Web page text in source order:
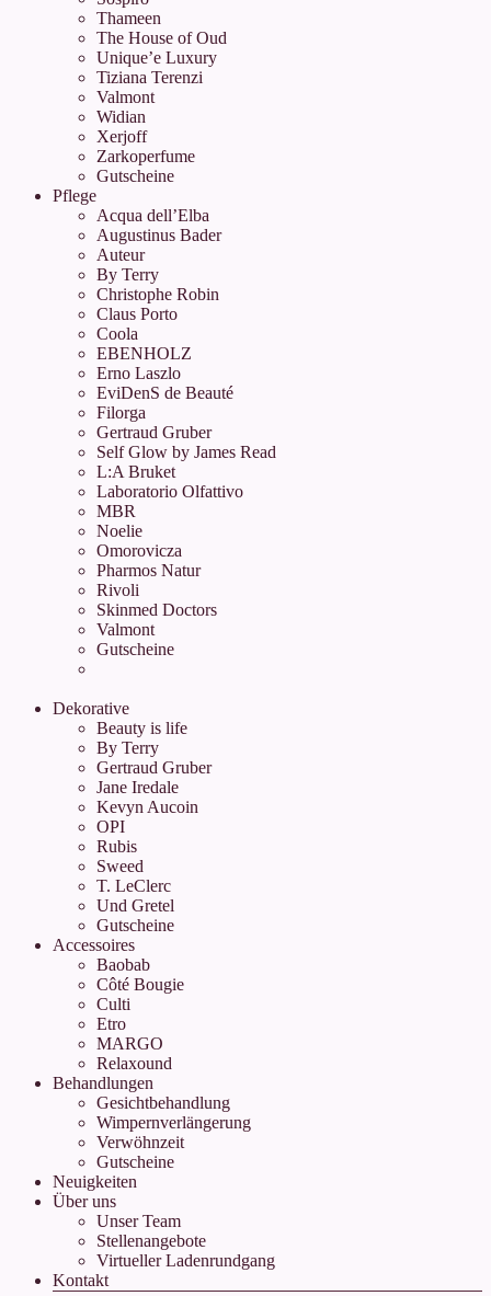
Thameen
The House of Oud
Unique’e Luxury
Tiziana Terenzi
Valmont
Widian
Xerjoff
Zarkoperfume
Gutscheine
Pflege
Acqua dell’Elba
Augustinus Bader
Auteur
By Terry
Christophe Robin
Claus Porto
Coola
EBENHOLZ
Erno Laszlo
EviDenS de Beauté
Filorga
Gertraud Gruber
Self Glow by James Read
L:A Bruket
Laboratorio Olfattivo
MBR
Noelie
Omorovicza
Pharmos Natur
Rivoli
Skinmed Doctors
Valmont
Gutscheine
Dekorative
Beauty is life
By Terry
Gertraud Gruber
Jane Iredale
Kevyn Aucoin
OPI
Rubis
Sweed
T. LeClerc
Und Gretel
Gutscheine
Accessoires
Baobab
Côté Bougie
Culti
Etro
MARGO
Relaxound
Behandlungen
Gesichtbehandlung
Wimpernverlängerung
Verwöhnzeit
Gutscheine
Neuigkeiten
Über uns
Unser Team
Stellenangebote
Virtueller Ladenrundgang
Kontakt